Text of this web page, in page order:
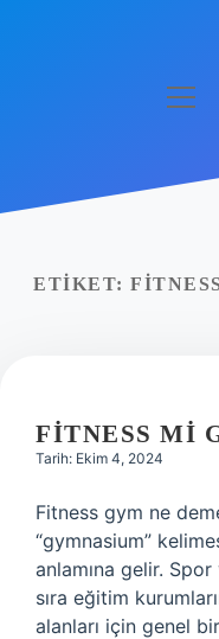
ETIKET:
FITNESS MI
Tarih: Ekim 4, 2024
Fitness gym ne
“gymnasium”
anlamına gelir.
sıra eğitim
alanları için genel